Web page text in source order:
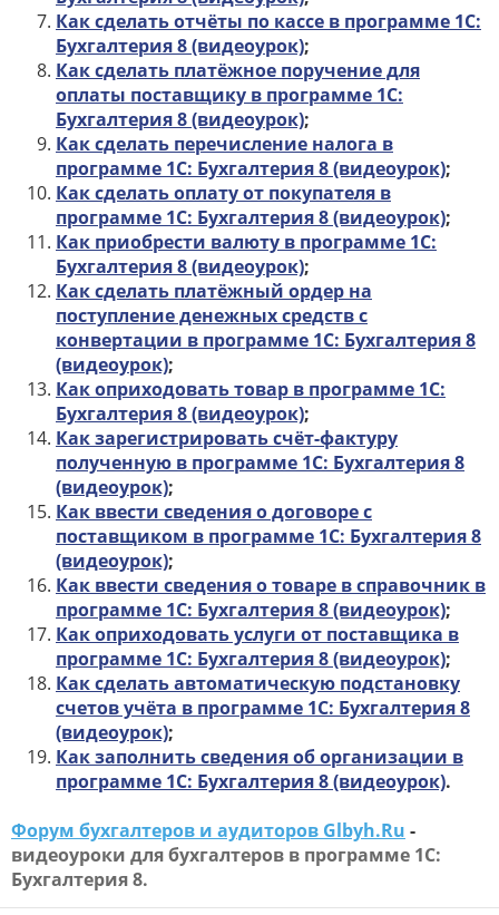
Как сделать отчёты по кассе в программе 1С:
Бухгалтерия 8 (видеоурок);
Как сделать платёжное поручение для
оплаты поставщику в программе 1С:
Бухгалтерия 8 (видеоурок);
Как сделать перечисление налога в
программе 1С: Бухгалтерия 8 (видеоурок);
Как сделать оплату от покупателя в
программе 1С: Бухгалтерия 8 (видеоурок);
Как приобрести валюту в программе 1С:
Бухгалтерия 8 (видеоурок);
Как сделать платёжный ордер на
поступление денежных средств с
конвертации в программе 1С: Бухгалтерия 8
(видеоурок);
Как оприходовать товар в программе 1С:
Бухгалтерия 8 (видеоурок);
Как зарегистрировать счёт-фактуру
полученную в программе 1С: Бухгалтерия 8
(видеоурок);
Как ввести сведения о договоре с
поставщиком в программе 1С: Бухгалтерия 8
(видеоурок);
Как ввести сведения о товаре в справочник в
программе 1С: Бухгалтерия 8 (видеоурок);
Как оприходовать услуги от поставщика в
программе 1С: Бухгалтерия 8 (видеоурок);
Как сделать автоматическую подстановку
счетов учёта в программе 1С: Бухгалтерия 8
(видеоурок);
Как заполнить сведения об организации в
программе 1С: Бухгалтерия 8 (видеоурок).
Форум бухгалтеров и аудиторов Glbyh.Ru -
видеоуроки для бухгалтеров в программе 1С:
Бухгалтерия 8.